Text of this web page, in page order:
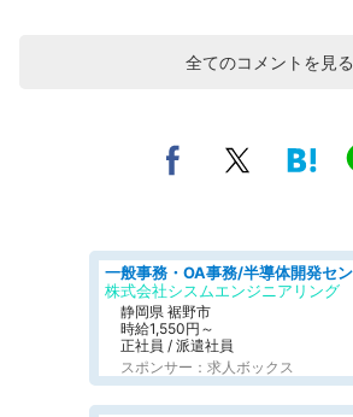
全てのコメントを見る
株式会社シスムエンジニアリング
静岡県 裾野市
時給1,550円～
正社員 / 派遣社員
スポンサー：求人ボックス